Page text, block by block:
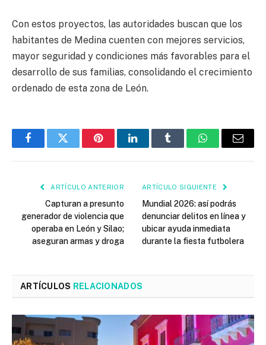
Con estos proyectos, las autoridades buscan que los
habitantes de Medina cuenten con mejores servicios,
mayor seguridad y condiciones más favorables para el
desarrollo de sus familias, consolidando el crecimiento
ordenado de esta zona de León.
FacebookTwitter PinterestLinkedInTumblr WhatsAppEmail
ARTÍCULO ANTERIOR
Capturan a presunto
generador de violencia que
operaba en León y Silao;
aseguran armas y droga
ARTÍCULO SIGUIENTE
Mundial 2026: así podrás
denunciar delitos en línea y
ubicar ayuda inmediata
durante la fiesta futbolera
ARTÍCULOS RELACIONADOS